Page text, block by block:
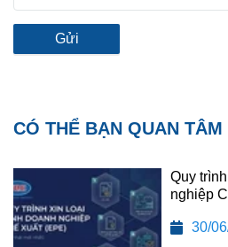
Gửi
CÓ THỂ BẠN QUAN TÂM
Quy
nghiệp
30/